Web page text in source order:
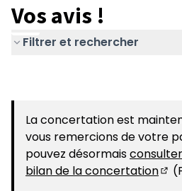
Vos avis !
Filtrer et rechercher
La concertation est
vous remercions de votre
pouvez désormais
bilan de la concertation